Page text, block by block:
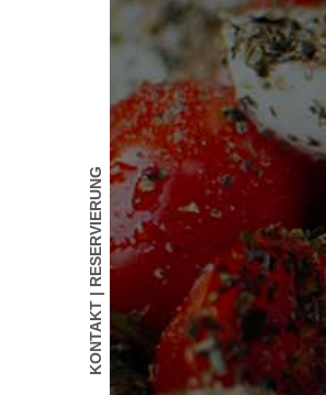
KONTAKT | RESERVIERUNG